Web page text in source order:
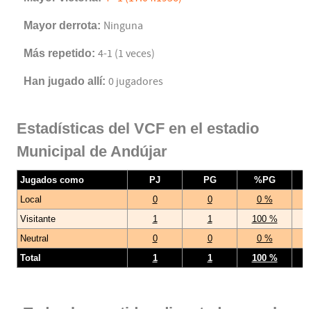
Mayor derrota: Ninguna
Más repetido: 4-1 (1 veces)
Han jugado allí: 0 jugadores
Estadísticas del VCF en el estadio
Municipal de Andújar
Jugados como PJ PG
%PG
Local
0 0
0 %
Visitante
1 1
100 %
Neutral
0 0
0 %
Total
1 1 100 %